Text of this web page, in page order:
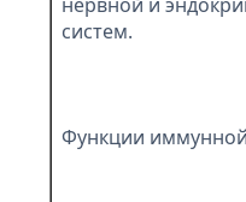
систем.
Функции